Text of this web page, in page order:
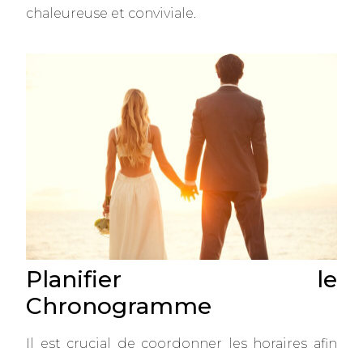
chaleureuse et conviviale.
Planifier le
Chronogramme
Il est crucial de coordonner les horaires afin